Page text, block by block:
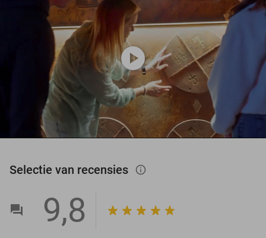
play_circle
Selectie van recensies info_outlined
9,8